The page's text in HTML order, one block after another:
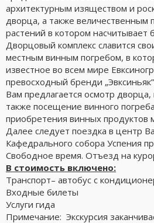
архитектурным изяществом и
дворца, а также величественным
растений в котором насчитывает
Дворцовый комплекс славится
местным винным погребом, в
известное во всем мире
превосходный бренди
Вам предлагается осмотр
также посещение винного
приобретения винных продуктов
Далее следует поездка в центр
Кафедрального собора Успения
Свободное время. Отъезд на
В стоимость включено:
Транспорт– автобус с
Входные билеты
Услуги гида
Примечание: Экскурсия